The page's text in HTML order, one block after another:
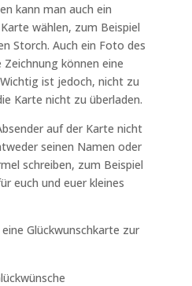
kann man auch ein
wählen, zum Beispiel
Storch. Auch ein Foto des
können eine
ist jedoch, nicht zu
Karte nicht zu überladen.
auf der Karte nicht
seinen Namen oder
schreiben, zum Beispiel
euch und euer kleines
Glückwunschkarte zur